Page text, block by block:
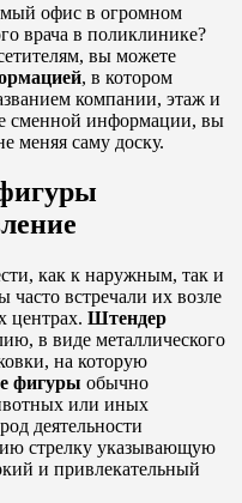
офис в огромном
врача в поликлинике?
вы можете
, в котором
компании, этаж и
сменной информации, вы
меняя саму доску.
как к наружным, так и
встречали их возле
центрах. Штендер
в виде металлического
на которую
фигуры обычно
или иных
деятельности
стрелку указывающую
и привлекательный